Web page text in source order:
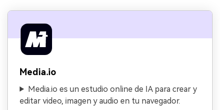
Media.io
Media.io es un estudio online de IA para crear y
editar video, imagen y audio en tu navegador.